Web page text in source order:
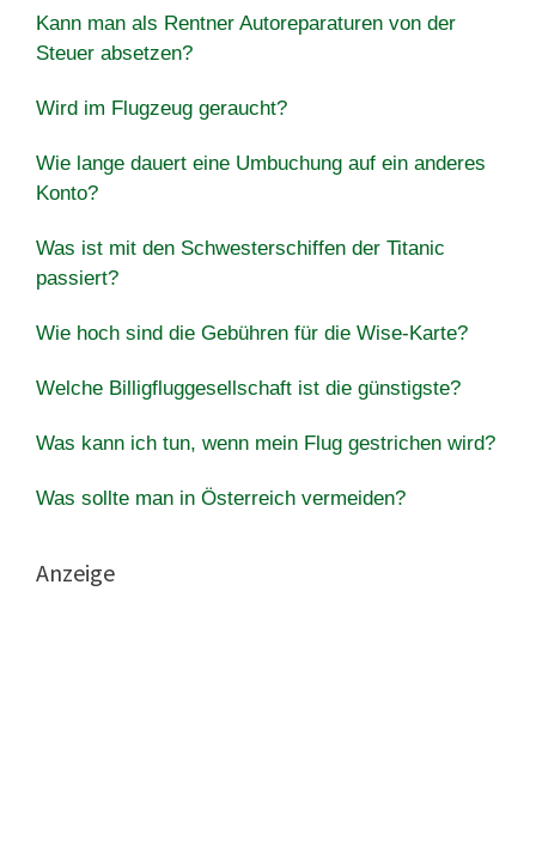
Kann man als Rentner Autoreparaturen von der
Steuer absetzen?
Wird im Flugzeug geraucht?
Wie lange dauert eine Umbuchung auf ein anderes
Konto?
Was ist mit den Schwesterschiffen der Titanic
passiert?
Wie hoch sind die Gebühren für die Wise-Karte?
Welche Billigfluggesellschaft ist die günstigste?
Was kann ich tun, wenn mein Flug gestrichen wird?
Was sollte man in Österreich vermeiden?
Anzeige